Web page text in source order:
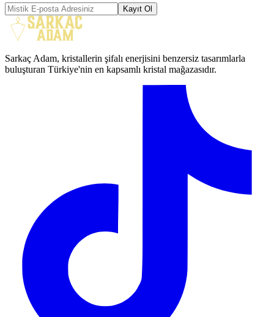
Kayıt Ol
Sarkaç Adam, kristallerin şifalı enerjisini benzersiz tasarımlarla
buluşturan Türkiye'nin en kapsamlı kristal mağazasıdır.